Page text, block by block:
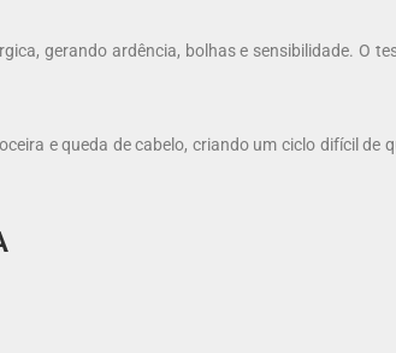
gerando ardência, bolhas e sensibilidade. O
e queda de cabelo, criando um ciclo difícil de